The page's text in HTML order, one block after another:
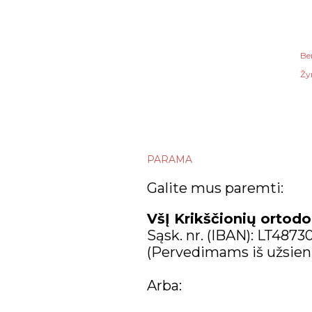
PARAMA
Galite mus paremti:
VšĮ Krikščionių
Sąsk. nr. (IBAN):
(Pervedimams iš
Arba: